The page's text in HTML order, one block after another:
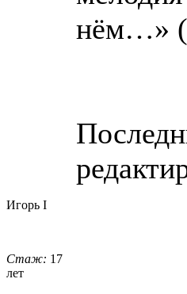
нём…»
Игорь I
Стаж: 17
лет